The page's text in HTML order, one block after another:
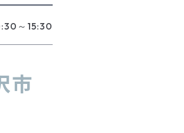
～15:30
市